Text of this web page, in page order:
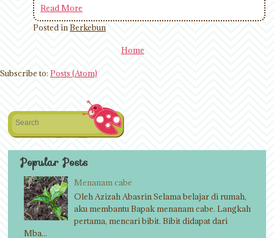
Read More
Posted inBerkebun
Home
Subscribe to: Posts (Atom)
Popular Posts
Menanam cabe
Oleh Azizah Abasrin Selama belajar di rumah,
aku membantu Bapak menanam cabe. Langkah
pertama, mencari bibit. Bibit didapat dari
Mba...